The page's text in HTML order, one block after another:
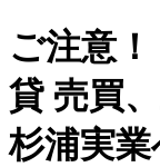
ご注意
貸 売買
杉浦実業